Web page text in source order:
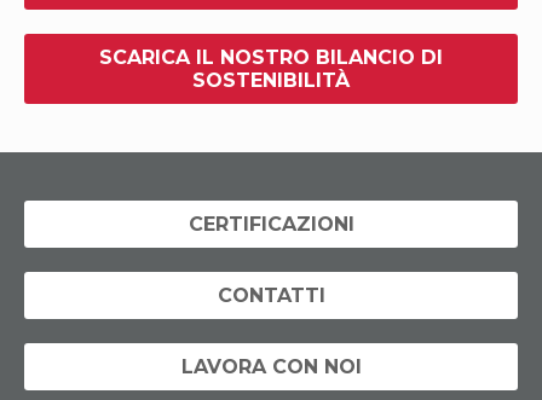
SCARICA IL NOSTRO BILANCIO DI
SOSTENIBILITÀ
CERTIFICAZIONI
CONTATTI
LAVORA CON NOI